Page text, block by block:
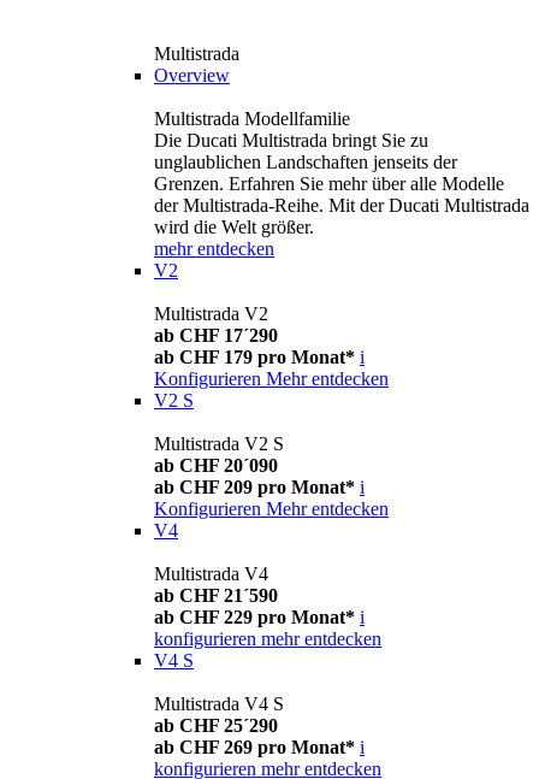
Multistrada
Overview
Multistrada Modellfamilie
Die Ducati Multistrada bringt Sie zu
unglaublichen Landschaften jenseits der
Grenzen. Erfahren Sie mehr über alle Modelle
der Multistrada-Reihe. Mit der Ducati Multistrada
wird die Welt größer.
mehr entdecken
V2
Multistrada V2
ab CHF 17´290
ab CHF 179 pro Monat* i
Konfigurieren Mehr entdecken
V2 S
Multistrada V2 S
ab CHF 20´090
ab CHF 209 pro Monat* i
Konfigurieren Mehr entdecken
V4
Multistrada V4
ab CHF 21´590
ab CHF 229 pro Monat* i
konfigurieren mehr entdecken
V4 S
Multistrada V4 S
ab CHF 25´290
ab CHF 269 pro Monat* i
konfigurieren mehr entdecken